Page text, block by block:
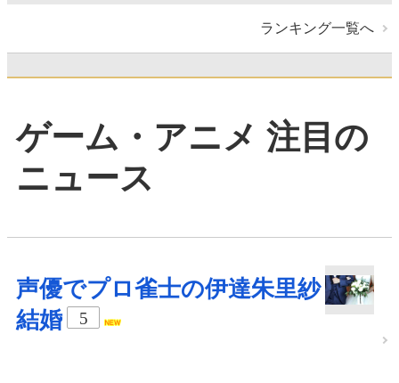
ランキング一覧へ
ゲーム・アニメ 注目の
ニュース
声優でプロ雀士の伊達朱里紗
結婚
5